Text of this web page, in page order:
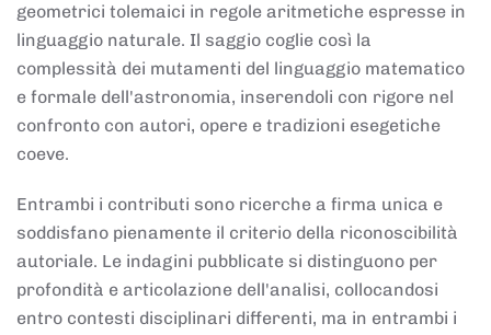
geometrici tolemaici in regole aritmetiche espresse in
linguaggio naturale. Il saggio coglie così la
complessità dei mutamenti del linguaggio matematico
e formale dell'astronomia, inserendoli con rigore nel
confronto con autori, opere e tradizioni esegetiche
coeve.
Entrambi i contributi sono ricerche a firma unica e
soddisfano pienamente il criterio della riconoscibilità
autoriale. Le indagini pubblicate si distinguono per
profondità e articolazione dell'analisi, collocandosi
entro contesti disciplinari differenti, ma in entrambi i